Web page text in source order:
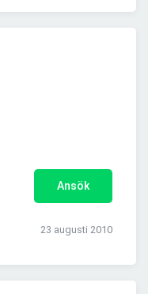
Ansök
23 augusti 2010